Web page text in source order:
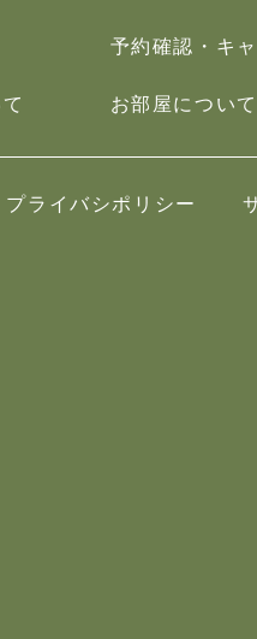
予約確認・キ
お部屋について
プライバシポリシー